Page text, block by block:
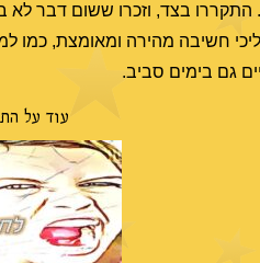
בצד, וזכרו ששום דבר לא
חשיבה מהירה ומאומצת,
גם בימים סביב.
עוד על